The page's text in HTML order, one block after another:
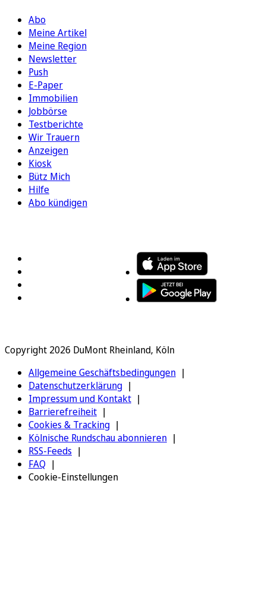
Abo
Meine Artikel
Meine Region
Newsletter
Push
E-Paper
Immobilien
Jobbörse
Testberichte
Wir Trauern
Anzeigen
Kiosk
Bütz Mich
Hilfe
Abo kündigen
Copyright 2026 DuMont Rheinland, Köln
Allgemeine Geschäftsbedingungen
Datenschutzerklärung
Impressum und Kontakt
Barrierefreiheit
Cookies & Tracking
Kölnische Rundschau abonnieren
RSS-Feeds
FAQ
Cookie-Einstellungen